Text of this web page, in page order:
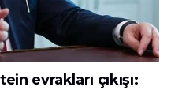
evrakları çıkışı: